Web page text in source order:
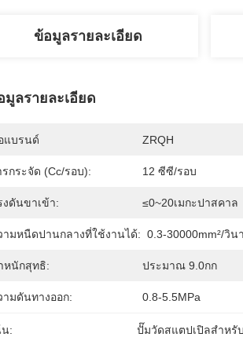
ข้อมูลรายละเอียด
มูลรายละเอียด
แบรนด์ ZRQH
รกระจัด (Cc/รอบ): 12 ซีซี/รอบ
งดันขาเข้า: ≤0~20เมกะปาสคาล
ามหนืดปานกลางที่ใช้งานได้: 0.3-30000mm²/วิน
หนักสุทธิ: ประมาณ 9.0กก
ามดันทางออก: 0.8-5.5MPa
น: ปั๊มวัดสแตปเปิลสําหรั